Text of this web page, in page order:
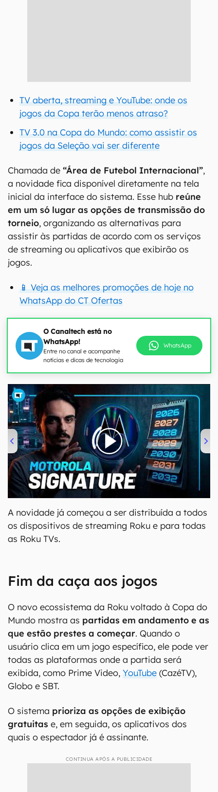
TV aberta, streaming e YouTube: onde os
jogos da Copa terão menos atraso?
TV 3.0 na Copa do Mundo: como assistir os
jogos da Seleção vai ser diferente
Chamada de “Área de Futebol Internacional”,
a novidade fica disponível diretamente na tela
inicial da interface do sistema. Esse hub reúne
em um só lugar as opções de transmissão do
torneio, organizando as alternativas para
assistir às partidas de acordo com os serviços
de streaming ou aplicativos que exibirão os
jogos.
📱 Veja as melhores promoções de hoje no
WhatsApp do CT Ofertas
O Canaltech está no
WhatsApp!
Entre no canal e acompanhe
notícias e dicas de tecnologia
WhatsApp
00:00/20:46
A novidade já começou a ser distribuída a todos
os dispositivos de streaming Roku e para todas
as Roku TVs.
Fim da caça aos jogos
O novo ecossistema da Roku voltado à Copa do
Mundo mostra as partidas em andamento e as
que estão prestes a começar. Quando o
usuário clica em um jogo específico, ele pode ver
todas as plataformas onde a partida será
exibida, como Prime Video, YouTube (CazéTV),
Globo e SBT.
O sistema prioriza as opções de exibição
gratuitas e, em seguida, os aplicativos dos
quais o espectador já é assinante.
CONTINUA APÓS A PUBLICIDADE